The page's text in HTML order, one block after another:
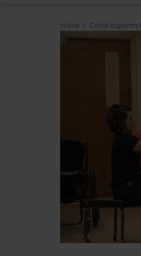
Home >